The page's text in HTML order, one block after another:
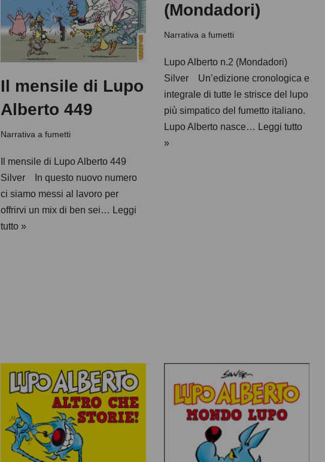
Il mensile di Lupo
Alberto 449
Narrativa a fumetti
Il mensile di Lupo Alberto 449
Silver In questo nuovo numero
ci siamo messi al lavoro per
offrirvi un mix di ben sei… Leggi
tutto »
(Mondadori)
Narrativa a fumetti
Lupo Alberto n.2 (Mondadori)
Silver Un’edizione cronologica e
integrale di tutte le strisce del lupo
più simpatico del fumetto italiano.
Lupo Alberto nasce… Leggi tutto
»